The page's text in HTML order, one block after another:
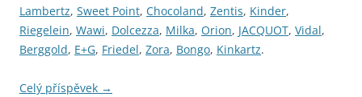
Lambertz, Sweet Point, Chocoland, Zentis, Kinder,
Riegelein, Wawi, Dolcezza, Milka, Orion, JACQUOT, Vidal,
Berggold, E+G, Friedel, Zora, Bongo, Kinkartz.
Celý příspěvek →